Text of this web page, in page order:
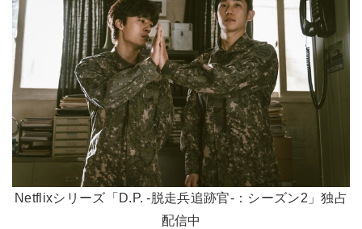
Netflixシリーズ「D.P. ‐脱走兵追跡官‐：シーズン2」独占
配信中